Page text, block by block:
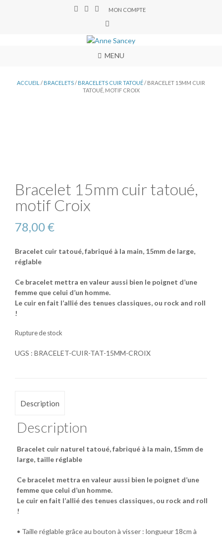
MON COMPTE
MENU
ACCUEIL / BRACELETS/ BRACELETS CUIR TATOUÉ/ BRACELET 15MM CUIR
TATOUÉ, MOTIF CROIX
Bracelet 15mm cuir tatoué,
motif Croix
78,00€
Bracelet cuir tatoué, fabriqué à la main, 15mm de large,
réglable
Ce bracelet mettra en valeur aussi bien le poignet d’une
femme que celui d’un homme.
Le cuir en fait l’allié des tenues classiques, ou rock and roll
!
Rupture de stock
UGS : BRACELET-CUIR-TAT-15MM-CROIX
Description
Description
Bracelet cuir naturel tatoué, fabriqué à la main, 15mm de
large, taille réglable
Ce bracelet mettra en valeur aussi bien le poignet d’une
femme que celui d’un homme.
Le cuir en fait l’allié des tenues classiques, ou rock and roll
!
• Taille réglable grâce au bouton à visser : longueur 18cm à